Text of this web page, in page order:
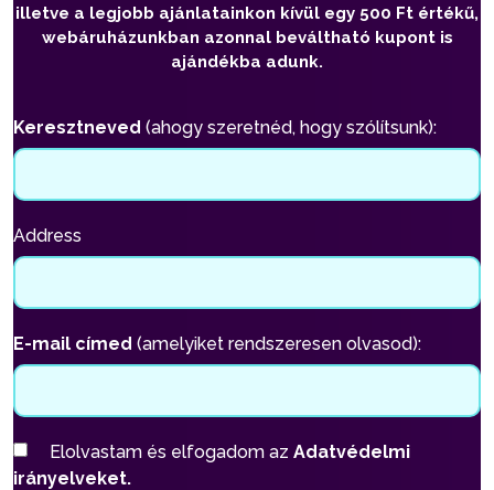
illetve a legjobb ajánlatainkon kívül egy 500 Ft értékű,
webáruházunkban azonnal beváltható kupont is
ajándékba adunk.
Keresztneved (ahogy szeretnéd, hogy szólítsunk):
Address
E-mail címed (amelyiket rendszeresen olvasod):
Elolvastam és elfogadom az Adatvédelmi
irányelveket.